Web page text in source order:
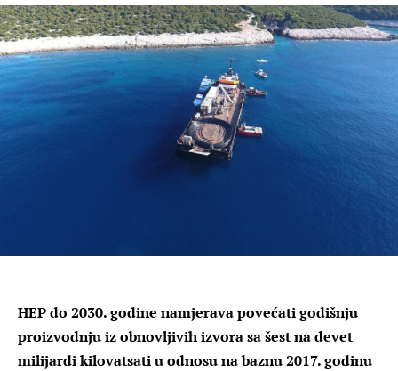
HEP do 2030. godine namjerava povećati godišnju
proizvodnju iz obnovljivih izvora sa šest na devet
milijardi kilovatsati u odnosu na baznu 2017. godinu